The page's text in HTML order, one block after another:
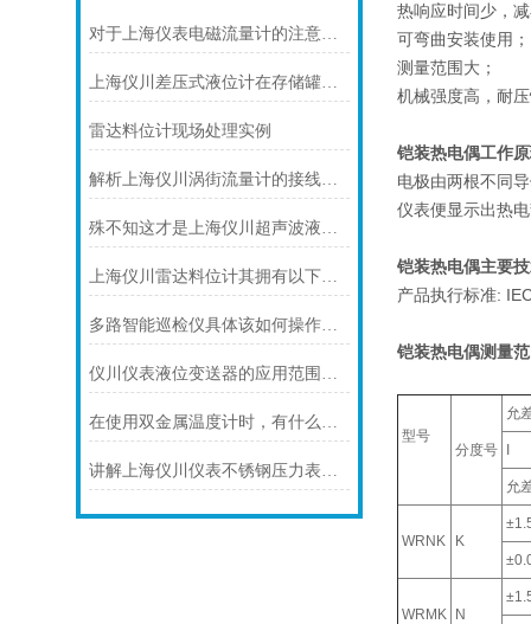
对于上海仪表电磁流量计的注意事项，你可知晓！
上海仪川差压式液位计在存储罐液位测量的应用
雷达料位计现场处理实例
解析上海仪川涡街流量计的接线情况
殊不知这才是上海仪川超声波液位计的四大性能特点
上海仪川雷达料位计其拥有以下几大特点
多路智能巡检仪具体该如何操作呢？
仪川仪表液位变送器的应用范围涵盖了多个行业和领域
在使用双金属温度计时，有什么地方需要注意的呢？
讲解上海仪川仪表不锈钢压力表的防护等级
热响应时间少，
可弯曲安装使用；
测量范围大；
机械强度高，耐
铠装热电偶工作
电极由两根不同
仪表便显示出热
铠装热电偶主要
产品执行标准:
铠装热电偶测量
型号
分度号
允
允
WRNK K
WRMK N